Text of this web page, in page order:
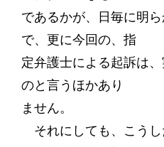
であるかが、日毎に明
で、更に今回の、指
定弁護士による起訴は
のと言うほかあり
ません。
それにしても、こう